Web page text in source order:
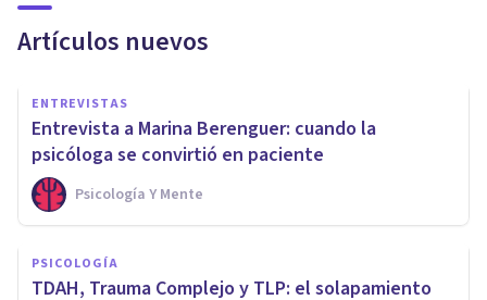
Artículos nuevos
ENTREVISTAS
Entrevista a Marina Berenguer: cuando la
psicóloga se convirtió en paciente
Psicología Y Mente
PSICOLOGÍA
TDAH, Trauma Complejo y TLP: el solapamiento